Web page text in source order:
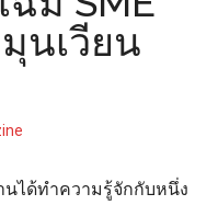
นเวียน
ได้ทำความรู้จักกับหนึ่ง